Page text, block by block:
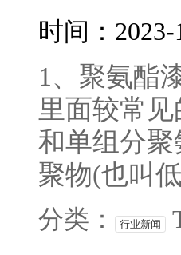
时间：2023-
1、聚氨酯
里面较常
和单组分
聚物(也叫
分类： 行业新闻